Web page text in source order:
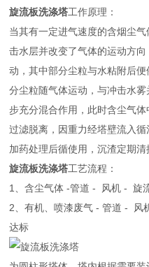
旋流板洗涤塔工作原理：
当其有一定进气速度的含烟尘
击水层并改变了气体的运动方
动，其中部分尘粒与水粘附后
分尘粒随气体运动，与冲击水
步充分混合作用，此时含尘气
过滤脱离，因重力经塔壁流入
加药处理后循使用，沉渣定期清
旋流板洗涤塔工艺流程：
1、含尘气体 -管道 - 风机 - 旋
2、有机、喷漆废气 - 管道 -
达标